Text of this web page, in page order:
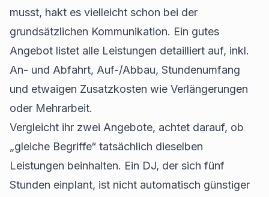
musst, hakt es vielleicht schon bei der
grundsätzlichen Kommunikation. Ein gutes
Angebot listet alle Leistungen detailliert auf, inkl.
An- und Abfahrt, Auf-/Abbau, Stundenumfang
und etwaigen Zusatzkosten wie Verlängerungen
oder Mehrarbeit.
Vergleicht ihr zwei Angebote, achtet darauf, ob
„gleiche Begriffe“ tatsächlich dieselben
Leistungen beinhalten. Ein DJ, der sich fünf
Stunden einplant, ist nicht automatisch günstiger